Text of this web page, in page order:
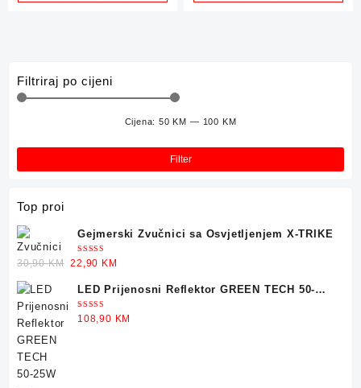
Filtriraj po cijeni
Filter
Cijena:50 KM — 100 KM
Top proi
Gejmerski Zvučnici sa Osvjetljenjem X-TRIKE
Ocjenjeno
5.00
od 5
30,90KM Original
was:
30,90 KM.
22,90 KM
is:
22,90 KM.
LED Prijenosni Reflektor GREEN TECH 50-
25W
Ocjenjeno
5.00od 5
108,90 KM